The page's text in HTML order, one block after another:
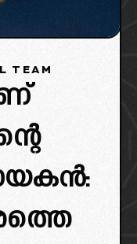
TEAM